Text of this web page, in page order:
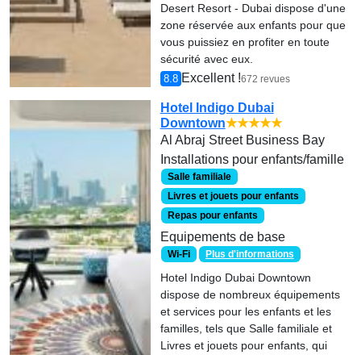
Desert Resort - Dubai dispose d'une
zone réservée aux enfants pour que
vous puissiez en profiter en toute
sécurité avec eux.
8.8 Excellent !672 revues
Hotel Indigo Dubai
Downtown★★★★★
Al Abraj Street Business Bay
Installations pour enfants/famille
Salle familiale
Livres et jouets pour enfants
Repas pour enfants
Equipements de base
Wi-Fi Plus d'informations
Hotel Indigo Dubai Downtown
dispose de nombreux équipements
et services pour les enfants et les
familles, tels que Salle familiale et
Livres et jouets pour enfants, qui